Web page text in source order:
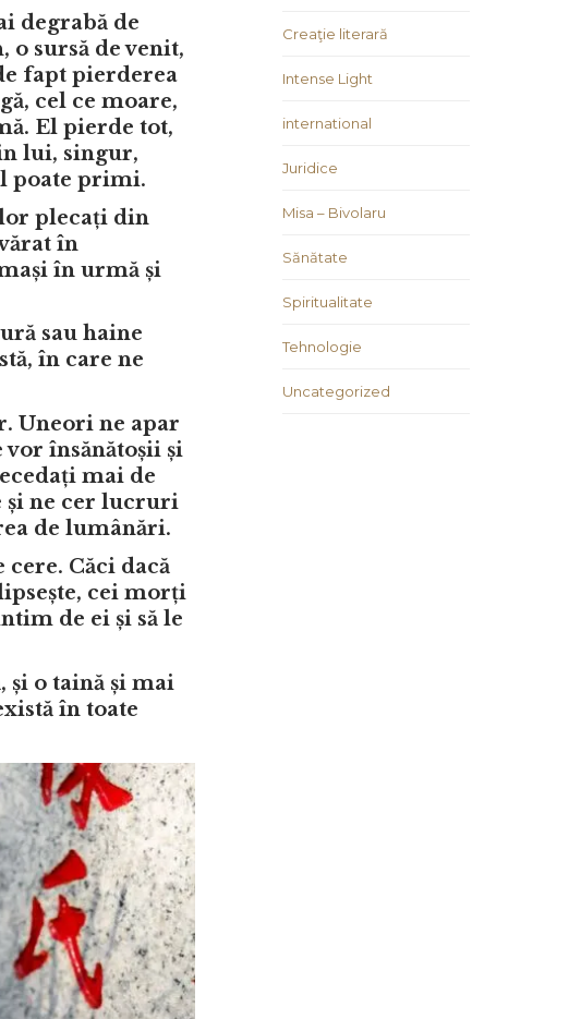
degrabă de
sursă de venit,
fapt pierderea
cel ce moare,
El pierde tot,
lui, singur,
poate primi.
plecați din
în
în urmă și
sau haine
în care ne
Uneori ne apar
vor însănătoșii și
mai de
și ne cer lucruri
de lumânări.
Căci dacă
cei morți
de ei și să le
și o taină și mai
în toate
Creaţie literară
Intense Light
international
Juridice
Misa – Bivolaru
Sănătate
Spiritualitate
Tehnologie
Uncategorized